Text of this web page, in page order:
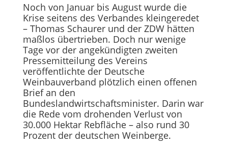
Noch von Januar bis August wurde die
Krise seitens des Verbandes kleingeredet
– Thomas Schaurer und der ZDW hätten
maßlos übertrieben. Doch nur wenige
Tage vor der angekündigten zweiten
Pressemitteilung des Vereins
veröffentlichte der Deutsche
Weinbauverband plötzlich einen offenen
Brief an den
Bundeslandwirtschaftsminister. Darin war
die Rede vom drohenden Verlust von
30.000 Hektar Rebfläche – also rund 30
Prozent der deutschen Weinberge.